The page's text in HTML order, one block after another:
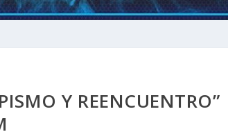
Y REENCUENTRO”